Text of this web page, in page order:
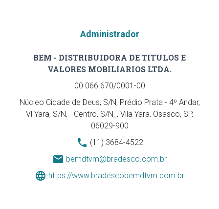
Administrador
BEM - DISTRIBUIDORA DE TITULOS E
VALORES MOBILIARIOS LTDA.
00.066.670/0001-00
Núcleo Cidade de Deus, S/N, Prédio Prata - 4º Andar,
Vl Yara, S/N, - Centro, S/N, , Vila Yara, Osasco, SP,
06029-900
(11) 3684-4522
bemdtvm@bradesco.com.br
https://www.bradescobemdtvm.com.br